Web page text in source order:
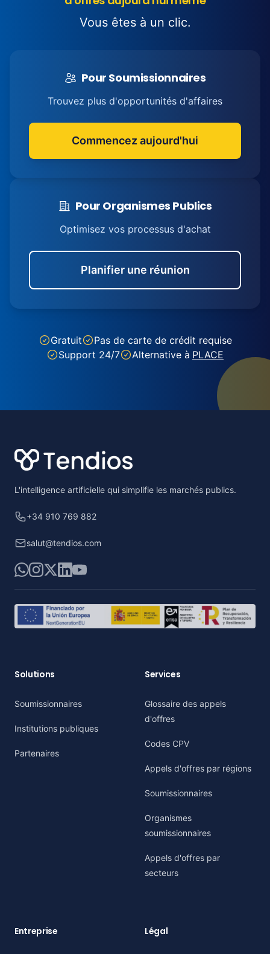
Vous êtes à un clic.
Pour Soumissionnaires
Trouvez plus d'opportunités d'affaires
Commencez aujourd'hui
Pour Organismes Publics
Optimisez vos processus d'achat
Planifier une réunion
Gratuit
Pas de carte de crédit requise
Support 24/7
Alternative à PLACE
L'intelligence artificielle qui simplifie les marchés publics.
+34 910 769 882
salut@tendios.com
WhatsApp
Instagram
X LinkedIn
YouTube
Solutions
Soumissionnaires
Institutions publiques
Partenaires
Services
Glossaire des appels
d'offres
Codes CPV
Appels d'offres par régions
Soumissionnaires
Organismes
soumissionnaires
Appels d'offres par
secteurs
Entreprise Légal